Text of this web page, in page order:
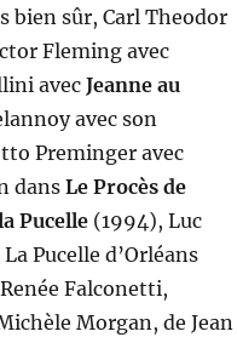
bien sûr, Carl Theodor
Fleming avec
avec Jeanne au
avec son
Preminger avec
dansLe Procès de
Pucelle(1994), Luc
Pucelle d’Orléans
Falconetti,
Morgan, de Jean